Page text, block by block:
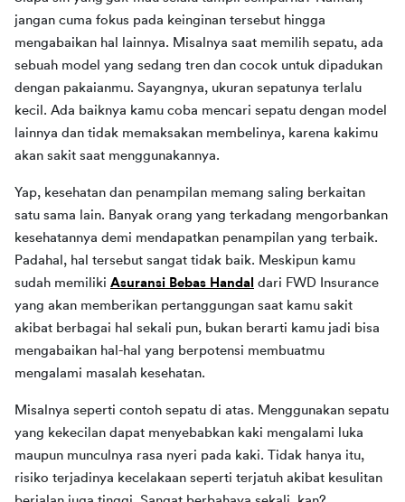
jangan cuma fokus pada keinginan tersebut hingga
mengabaikan hal lainnya. Misalnya saat memilih sepatu, ada
sebuah model yang sedang tren dan cocok untuk dipadukan
dengan pakaianmu. Sayangnya, ukuran sepatunya terlalu
kecil. Ada baiknya kamu coba mencari sepatu dengan model
lainnya dan tidak memaksakan membelinya, karena kakimu
akan sakit saat menggunakannya.
Yap, kesehatan dan penampilan memang saling berkaitan
satu sama lain. Banyak orang yang terkadang mengorbankan
kesehatannya demi mendapatkan penampilan yang terbaik.
Padahal, hal tersebut sangat tidak baik. Meskipun kamu
sudah memiliki Asuransi Bebas Handal dari FWD Insurance
yang akan memberikan pertanggungan saat kamu sakit
akibat berbagai hal sekali pun, bukan berarti kamu jadi bisa
mengabaikan hal-hal yang berpotensi membuatmu
mengalami masalah kesehatan.
Misalnya seperti contoh sepatu di atas. Menggunakan sepatu
yang kekecilan dapat menyebabkan kaki mengalami luka
maupun munculnya rasa nyeri pada kaki. Tidak hanya itu,
risiko terjadinya kecelakaan seperti terjatuh akibat kesulitan